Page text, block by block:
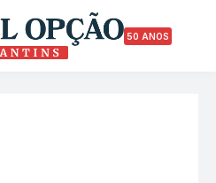
50 ANOS